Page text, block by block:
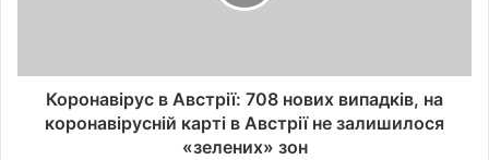
Коронавірус в Австрії: 708 нових випадків, на
коронавірусній карті в Австрії не залишилося
«зелених» зон